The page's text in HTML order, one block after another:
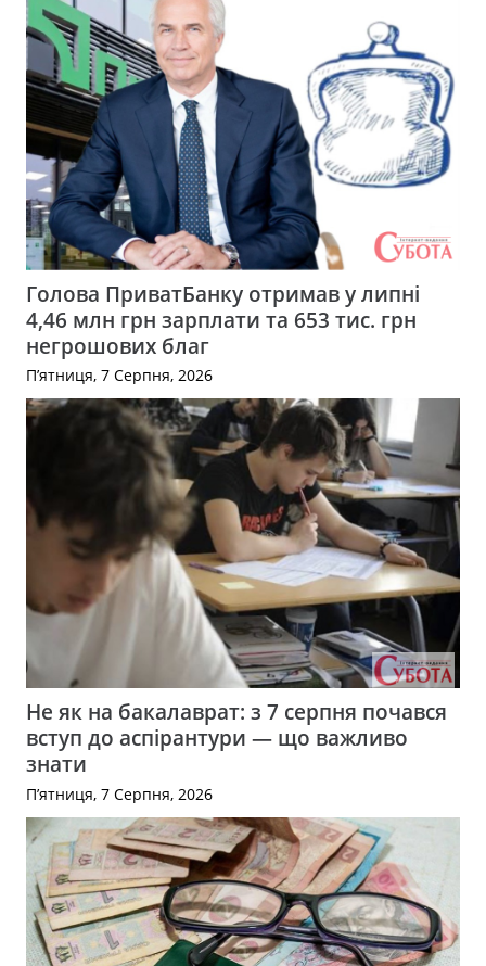
Голова ПриватБанку отримав у липні
4,46 млн грн зарплати та 653 тис. грн
негрошових благ
П’ятниця, 7 Серпня, 2026
Не як на бакалаврат: з 7 серпня почався
вступ до аспірантури — що важливо
знати
П’ятниця, 7 Серпня, 2026